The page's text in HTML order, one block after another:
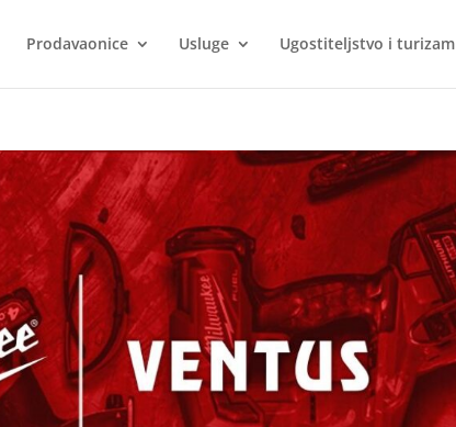
Prodavaonice Usluge Ugostiteljstvo i turizam